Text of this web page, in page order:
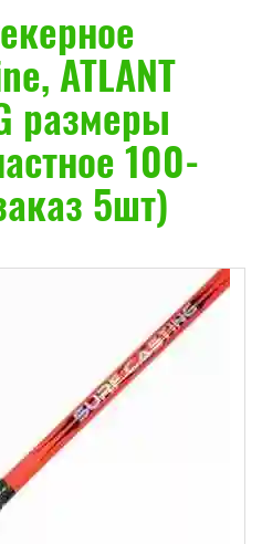
ATLANT
размеры
100-
5шт)